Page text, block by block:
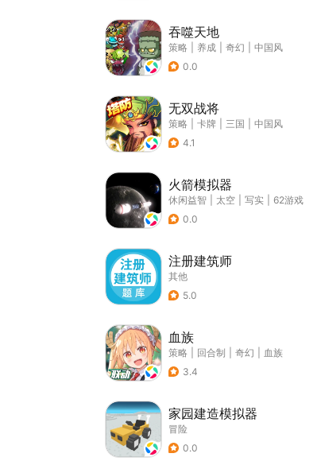
吞噬天地
策略 养成 奇幻
中国风
0.0
无双战将
策略 卡牌 三国
中国风
4.1
火箭模拟器
休闲益智 太空 写实
62游戏
0.0
注册建筑师
其他
5.0
血族
策略 回合制 奇幻
血族
3.4
家园建造模拟器
冒险
0.0